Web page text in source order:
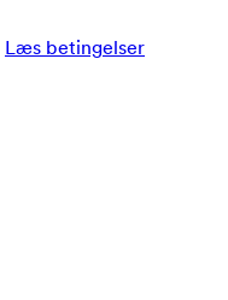
Læs betingelser